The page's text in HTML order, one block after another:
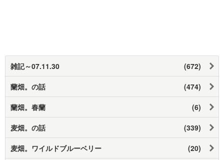
雑記～07.11.30 (672)
蘭畑。の話 (474)
蘭畑。春蘭 (6)
麦畑。の話 (339)
麦畑。ワイルドブルーベリー (20)